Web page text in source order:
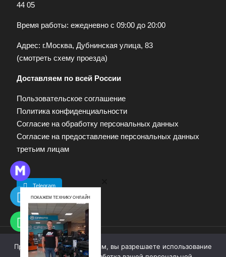
44 05
Время работы: ежедневно с 09:00 до 20:00
Адрес: г.Москва, Дубнинская улица, 83
(смотреть схему проезда)
Доставляем по всей России
Пользовательское соглашение
Политика конфиденциальности
Согласие на обработку персональных данных
Согласие на предоставление персональных данных
третьим лицам
Telegram
© 2009—2025. Квадропарк. Все права защищены.
Продолжая работу с сайтом, вы разрешаете использование
ПОКАЖЕМ ТЕХНИКУ ОНЛАЙН